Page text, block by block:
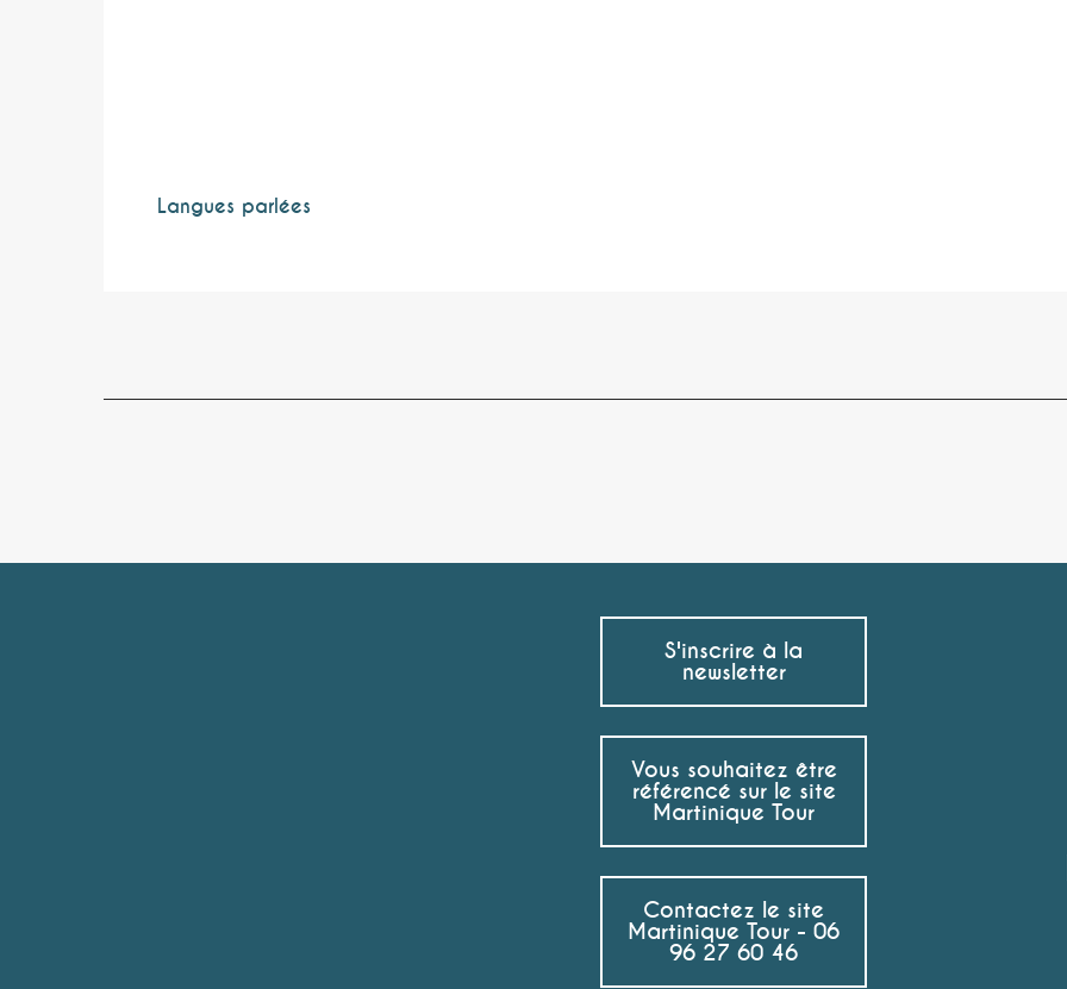
Langues parlées
Langues parlées
S'inscrire à la
newsletter
Vous souhaitez être
référencé sur le site
Martinique Tour
Contactez le site
Martinique Tour - 06
96 27 60 46